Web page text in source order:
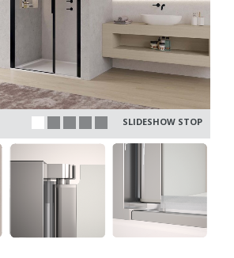
SLIDESHOW STOP